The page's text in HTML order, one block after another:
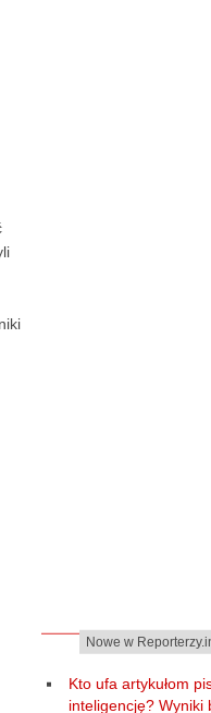
Nowe w
Kto ufa artykułom
inteligencję? Wyniki